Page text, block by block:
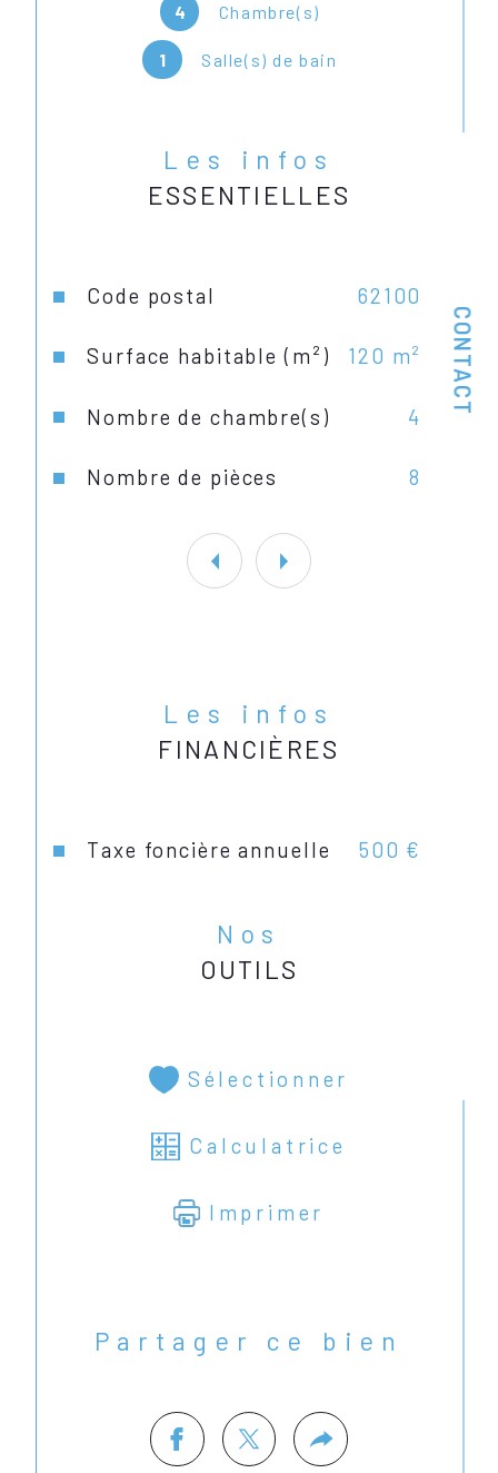
CONTACT
4 Chambre(s)
1 Salle(s) de bain
Les infos
ESSENTIELLES
Caractéristiques Valeurs
Code postal 62100
Surface habitable (m²) 120 m²
Nombre de chambre(s) 4
Nombre de pièces 8
Plus de photos sur notre site
ENGAGEMENT. Frais en sus de
sept pour cent à la charge de
l'acquéreur.
Les infos
FINANCIÈRES
Taxe foncière annuelle 500 €
Nos
OUTILS
Sélectionner
Calculatrice
Imprimer
Partager ce bien